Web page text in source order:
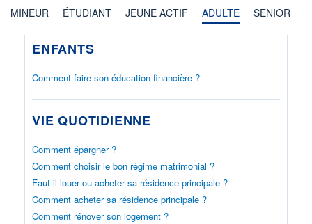
MINEUR
ÉTUDIANT JEUNE ACTIF ADULTE SENIOR
ENFANTS
Comment faire son éducation financière ?
VIE QUOTIDIENNE
Comment épargner ?
Comment choisir le bon régime matrimonial ?
Faut-il louer ou acheter sa résidence principale ?
Comment acheter sa résidence principale ?
Comment rénover son logement ?